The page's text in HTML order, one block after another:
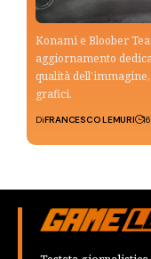
Konami e Bloober
aggiornamento
qualità
grafici.
DiFRANCESCO LEMURI